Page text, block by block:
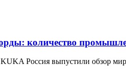
количество
KUKA Россия выпустили обзор